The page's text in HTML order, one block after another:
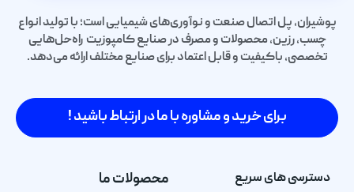
پوشیران، پل اتصال صنعت و نوآوری‌های شیمیایی است؛ با تولید انواع
چسب، رزین، محصولات و مصرف در صنایع کامپوزیت راه‌حل‌هایی
تخصصی، باکیفیت و قابل اعتماد برای صنایع مختلف ارائه می‌دهد.
برای خرید و مشاوره با ما در ارتباط باشید !
دسترسی های سریع محصولات ما